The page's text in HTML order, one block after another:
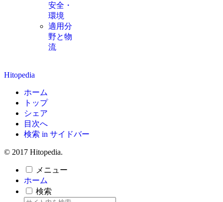
安全・
環境
適用分
野と物
流
Hitopedia
ホーム
トップ
シェア
目次へ
検索 in サイドバー
© 2017 Hitopedia.
メニュー
ホーム
検索